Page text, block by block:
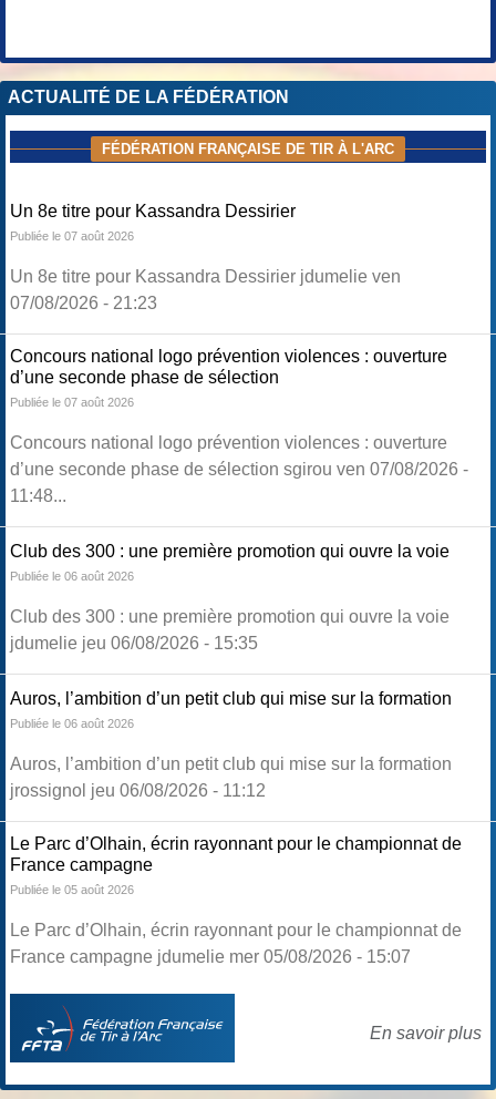
ACTUALITÉ DE LA FÉDÉRATION
FÉDÉRATION FRANÇAISE DE TIR À L'ARC
Un 8e titre pour Kassandra Dessirier
Publiée le 07 août 2026
Un 8e titre pour Kassandra Dessirier jdumelie ven
07/08/2026 - 21:23
Concours national logo prévention violences : ouverture
d’une seconde phase de sélection
Publiée le 07 août 2026
Concours national logo prévention violences : ouverture
d’une seconde phase de sélection sgirou ven 07/08/2026 -
11:48...
Club des 300 : une première promotion qui ouvre la voie
Publiée le 06 août 2026
Club des 300 : une première promotion qui ouvre la voie
jdumelie jeu 06/08/2026 - 15:35
Auros, l’ambition d’un petit club qui mise sur la formation
Publiée le 06 août 2026
Auros, l’ambition d’un petit club qui mise sur la formation
jrossignol jeu 06/08/2026 - 11:12
Le Parc d’Olhain, écrin rayonnant pour le championnat de
France campagne
Publiée le 05 août 2026
Le Parc d’Olhain, écrin rayonnant pour le championnat de
France campagne jdumelie mer 05/08/2026 - 15:07
En savoir plus